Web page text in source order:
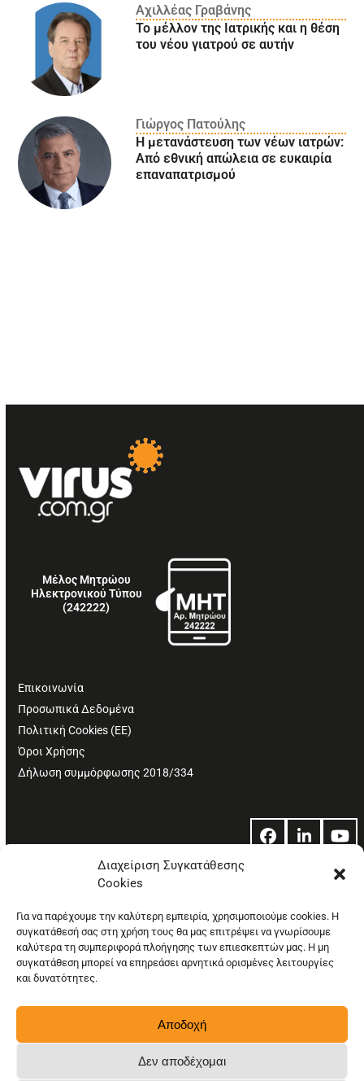
Διαχείριση Συγκατάθεσης
Cookies
Για να παρέχουμε την καλύτερη εμπειρία, χρησιμοποιούμε cookies. Η
συγκατάθεσή σας στη χρήση τους θα μας επιτρέψει να γνωρίσουμε
καλύτερα τη συμπεριφορά πλοήγησης των επιεσκεπτών μας. Η μη
συγκατάθεση μπορεί να επηρεάσει αρνητικά ορισμένες λειτουργίες
και δυνατότητες.
Αποδοχή
Δεν αποδέχομαι
Αχιλλέας Γραβάνης
Το μέλλον της Ιατρικής και η θέση
του νέου γιατρού σε αυτήν
Γιώργος Πατούλης
Η μετανάστευση των νέων ιατρών:
Aπό εθνική απώλεια σε ευκαιρία
επαναπατρισμού
Μέλος Μητρώου
Ηλεκτρονικού Τύπου
(242222)
Επικοινωνία
Προσωπικά Δεδομένα
Πολιτική Cookies (ΕΕ)
Όροι Χρήσης
Δήλωση συμμόρφωσης 2018/334
Facebook
LinkedIn
© Copyright: Ethos Media S.A.